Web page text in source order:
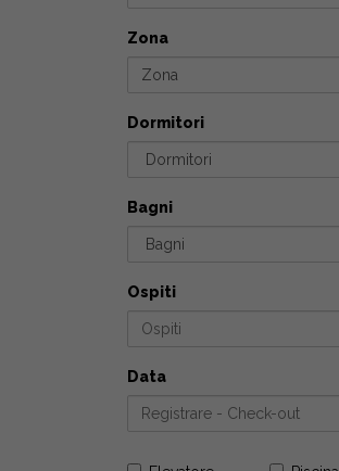
Zona
Zona
Dormitori
Bagni
Ospiti
Data